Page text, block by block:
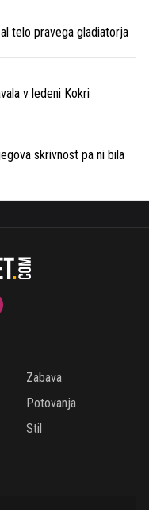
telo pravega gladiatorja
v ledeni Kokri
skrivnost pa ni bila
Zabava
Potovanja
Stil